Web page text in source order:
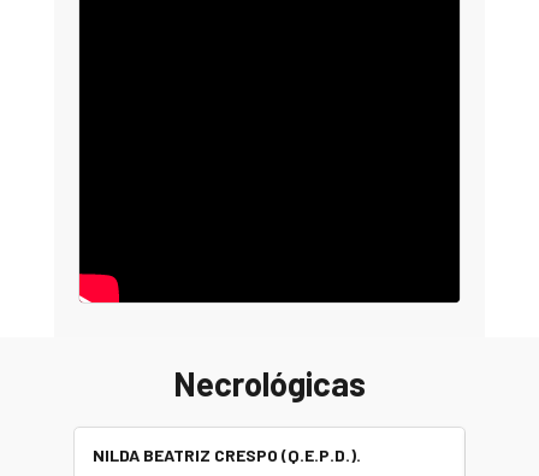
Necrológicas
NILDA BEATRIZ CRESPO (Q.E.P.D.).